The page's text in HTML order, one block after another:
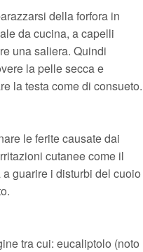
della forfora in
da cucina, a capelli
una saliera. Quindi
la pelle secca e
la testa come di consueto.
le ferite causate dai
cutanee come il
guarire i disturbi del cuoio
tra cui: eucaliptolo (noto